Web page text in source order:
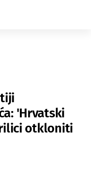
'Hrvatski
otkloniti